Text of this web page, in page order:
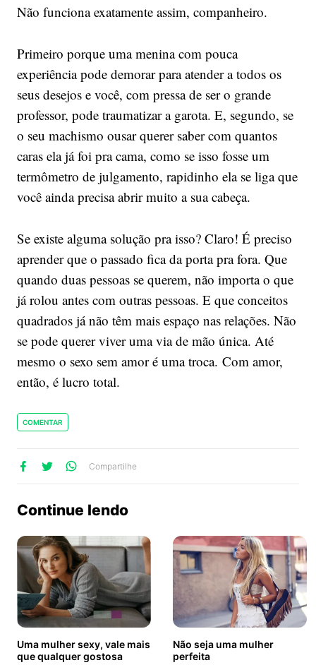
Não funciona exatamente assim, companheiro.
Primeiro porque uma menina com pouca
experiência pode demorar para atender a todos os
seus desejos e você, com pressa de ser o grande
professor, pode traumatizar a garota. E, segundo, se
o seu machismo ousar querer saber com quantos
caras ela já foi pra cama, como se isso fosse um
termômetro de julgamento, rapidinho ela se liga que
você ainda precisa abrir muito a sua cabeça.
Se existe alguma solução pra isso? Claro! É preciso
aprender que o passado fica da porta pra fora. Que
quando duas pessoas se querem, não importa o que
já rolou antes com outras pessoas. E que conceitos
quadrados já não têm mais espaço nas relações. Não
se pode querer viver uma via de mão única. Até
mesmo o sexo sem amor é uma troca. Com amor,
então, é lucro total.
COMENTAR
Compartilhe
Continue lendo
Uma mulher sexy, vale mais
que qualquer gostosa
Não seja uma mulher
perfeita